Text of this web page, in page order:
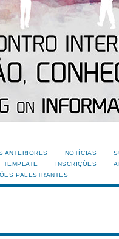
ANTERIORES NOTÍCIAS
TEMPLATE INSCRIÇÕES
PALESTRANTES